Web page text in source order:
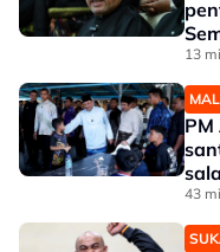
13
43